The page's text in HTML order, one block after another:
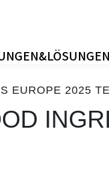
EUROPE 2025